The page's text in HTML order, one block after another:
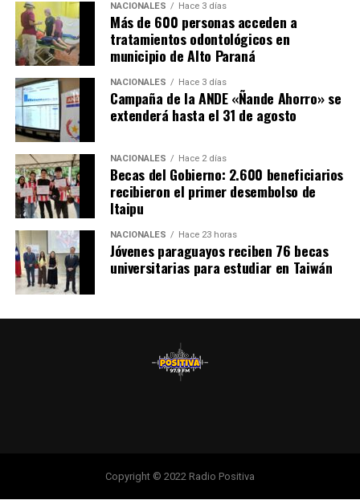
Por su parte, El gobernador de Caazapá, Cristian Acosta,
afirmó que la habilitación de este hospital especializado
es «un sueño que se está cumpliendo» y anunció que
próximamente se prevé habilitar también un centro
nefrológico, que actualmente se está construyendo
mediante una inversión de más de 3.000 millones de
guaraníes por parte de la Entidad Binacional Yacyretá.
NACIONALES Hace 3 días
Más de 600 personas acceden a
tratamientos odontológicos en
municipio de Alto Paraná
NACIONALES Hace 3 días
Campaña de la ANDE «Ñande Ahorro» se
extenderá hasta el 31 de agosto
NACIONALES Hace 2 días
Becas del Gobierno: 2.600 beneficiarios
recibieron el primer desembolso de
Itaipu
NACIONALES Hace 23 horas
Jóvenes paraguayos reciben 76 becas
universitarias para estudiar en Taiwán
Copyright © 2022 Radio Positiva